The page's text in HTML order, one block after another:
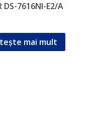
DS-7616NI-E2/A
mai mult